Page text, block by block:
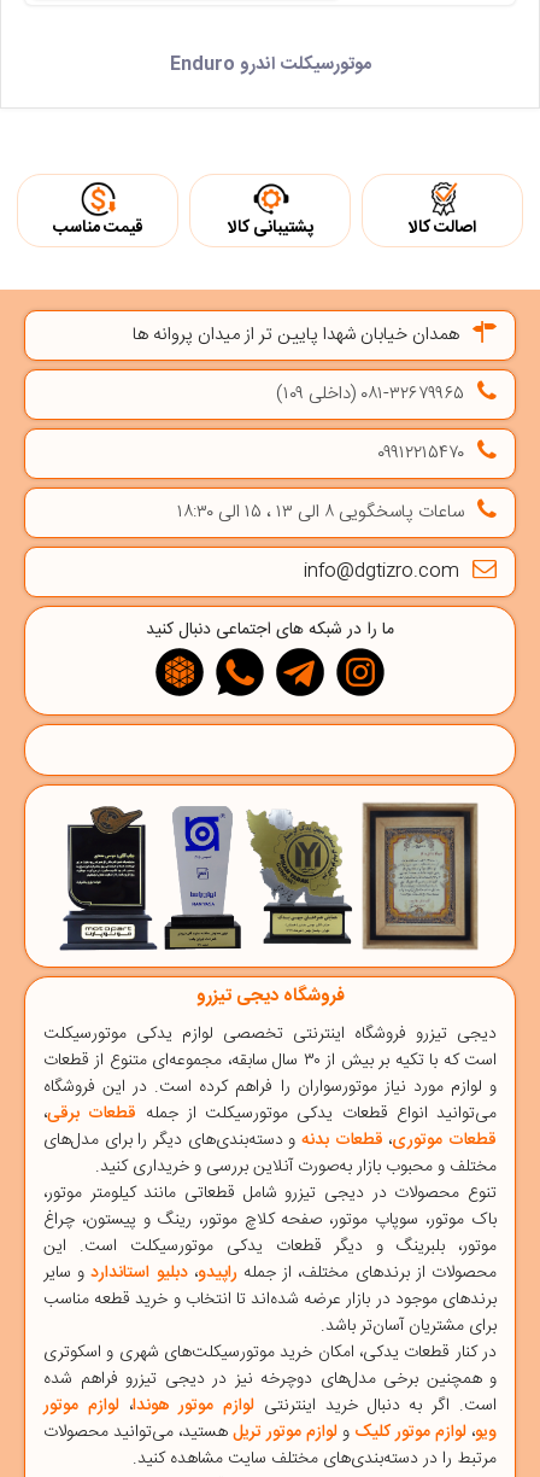
موتورسیکلت اندرو Enduro
اصالت کالا پشتیبانی کالا قیمت مناسب
همدان خیابان شهدا پایین تر از میدان پروانه ها
۰۸۱-۳۲۶۷۹۹۶۵ (داخلی ۱۰۹)
۰۹۹۱۲۲۱۵۴۷۰
ساعات پاسخگویی ۸ الی ۱۳ ، ۱۵ الی ۱۸:۳۰
info@dgtizro.com
ما را در شبکه های اجتماعی دنبال کنید
فروشگاه دیجی تیزرو
دیجی‌ تیزرو فروشگاه اینترنتی تخصصی لوازم یدکی موتورسیکلت
است که با تکیه بر بیش از ۳۰ سال سابقه، مجموعه‌ای متنوع از قطعات
و لوازم مورد نیاز موتورسواران را فراهم کرده است. در این فروشگاه
می‌توانید انواع قطعات یدکی موتورسیکلت از جمله قطعات برقی،
قطعات موتوری، قطعات بدنه و دسته‌بندی‌های دیگر را برای مدل‌های
مختلف و محبوب بازار به‌صورت آنلاین بررسی و خریداری کنید.
تنوع محصولات در دیجی ‌تیزرو شامل قطعاتی مانندکیلومتر موتور،
باک موتور، سوپاپ موتور، صفحه کلاچ موتور، رینگ و پیستون، چراغ
موتور، بلبرینگو دیگر قطعات یدکی موتورسیکلت است. این
محصولات از برندهای مختلف، از جملهراپیدو،دبلیو استانداردو سایر
برندهای موجود در بازار عرضه شده‌اند تا انتخاب و خرید قطعه مناسب
برای مشتریان آسان‌تر باشد.
در کنار قطعات یدکی، امکان خریدموتورسیکلت‌های شهری و اسکوتری
و همچنین برخی مدل‌های دوچرخه نیز در دیجی ‌تیزرو فراهم شده
است. اگر به دنبال خرید اینترنتی لوازم موتور هوندا،لوازم موتور
ویو، لوازم موتور کلیک و لوازم موتور تریلهستید، می‌توانید محصولات
مرتبط را در دسته‌بندی‌های مختلف سایت مشاهده کنید.